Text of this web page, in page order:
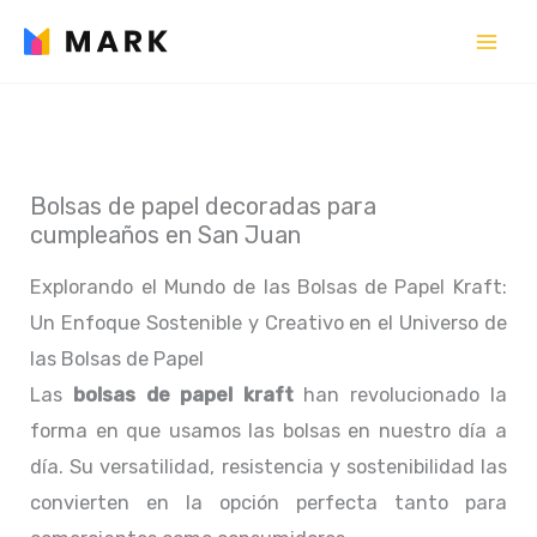
Bolsas de papel decoradas para
cumpleaños en San Juan
Explorando el Mundo de las Bolsas de Papel Kraft:
Un Enfoque Sostenible y Creativo en el Universo de
las Bolsas de Papel
Las bolsas de papel krafthan revolucionado la
forma en que usamos las bolsas en nuestro día a
día. Su versatilidad, resistencia y sostenibilidad las
convierten en la opción perfecta tanto para